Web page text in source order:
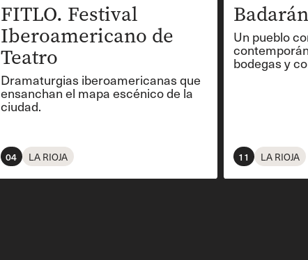
FITLO. Festival
Iberoamericano de
Teatro
Dramaturgias iberoamericanas que
ensanchan el mapa escénico de la
ciudad.
04 LA RIOJA
Un pueblo
bodegas y
11 LA RIOJA